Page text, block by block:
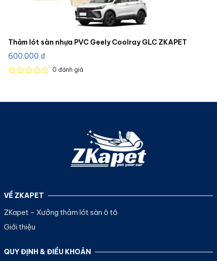
Thảm lót sàn nhựa PVC Geely Coolray GLC ZKAPET
600.000 ₫
0 đánh giá
VỀ ZKAPET
ZKapet – Xưởng thảm lót sàn ô tô
Giới thiệu
QUY ĐỊNH & ĐIỀU KHOẢN